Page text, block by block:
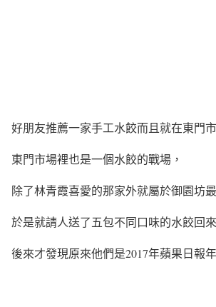
好朋友推薦一家手工水餃而且就在東門
東門市場裡也是一個水餃的戰場，
除了林青霞喜愛的那家外就屬於御園坊
於是就請人送了五包不同口味的水餃回來
後來才發現原來他們是2017年蘋果日報